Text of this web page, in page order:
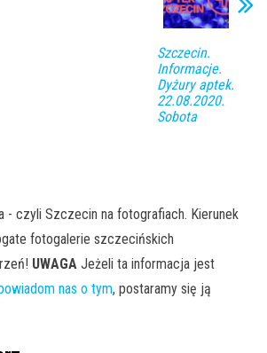
Szczecin.
Informacje.
Dyżury aptek.
22.08.2020.
Sobota
- czyli Szczecin na fotografiach. Kierunek
fotogalerie szczecińskich
UWAGA Jeżeli ta informacja jest
nas o tym, postaramy się ją